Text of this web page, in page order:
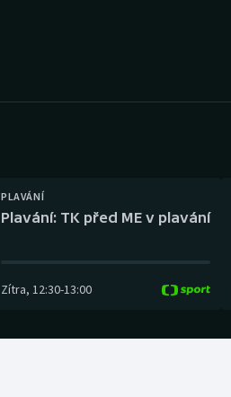
Plážový volejbal
PLAVÁNÍ
Plavání: TK před ME v plavání
Zítra, 12:30-13:00